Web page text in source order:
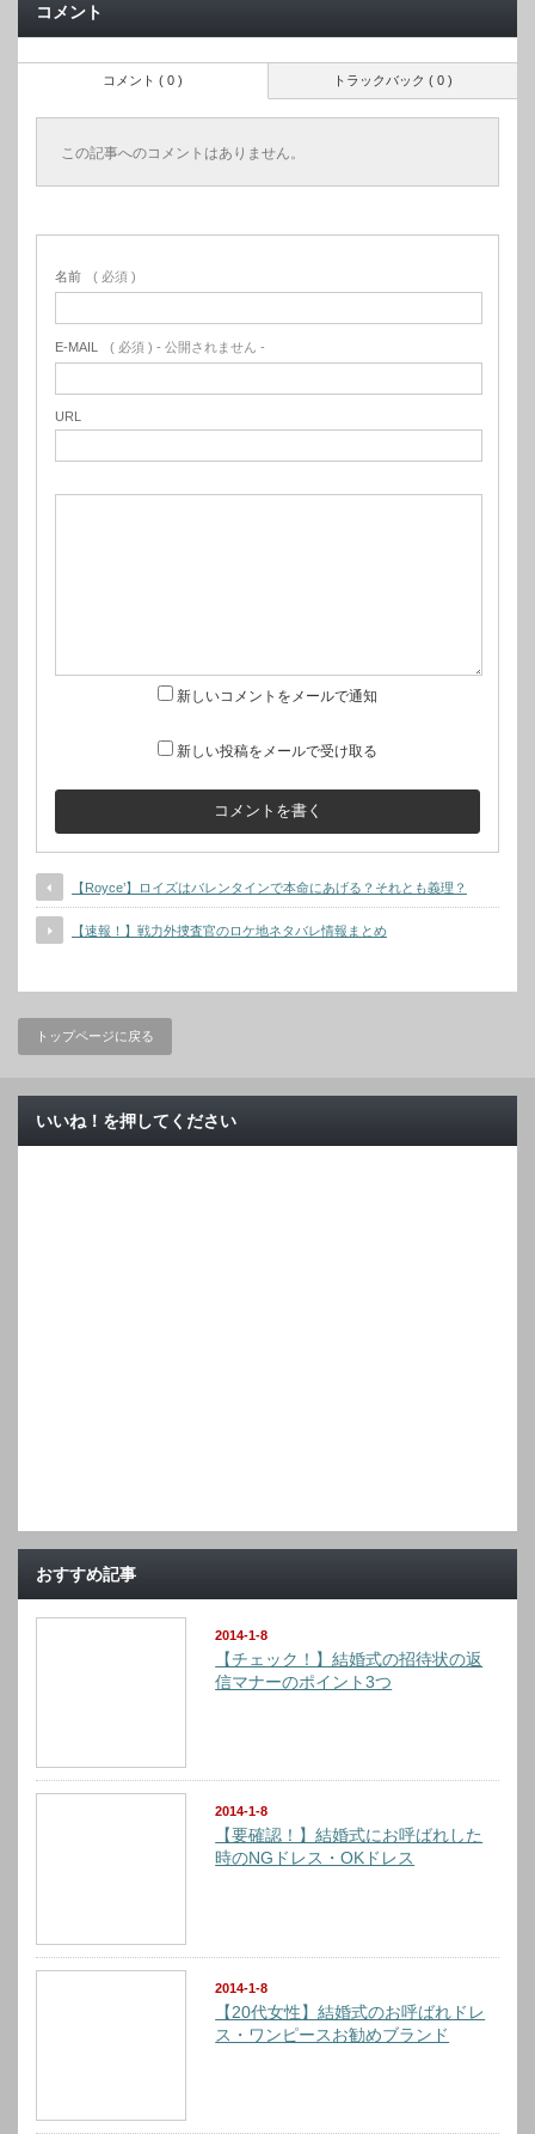
コメント
トラックバック ( 0 )
コメント ( 0 )
この記事へのコメントはありません。
名前 ( 必須 )
E-MAIL ( 必須 ) - 公開されません -
URL
新しいコメントをメールで通知
新しい投稿をメールで受け取る
【Royce’】ロイズはバレンタインで本命にあげる？それとも義理？
【速報！】戦力外捜査官のロケ地ネタバレ情報まとめ
トップページに戻る
いいね！を押してください
おすすめ記事
2014-1-8
【チェック！】結婚式の招待状の返
信マナーのポイント3つ
2014-1-8
【要確認！】結婚式にお呼ばれした
時のNGドレス・OKドレス
2014-1-8
【20代女性】結婚式のお呼ばれドレ
ス・ワンピースお勧めブランド